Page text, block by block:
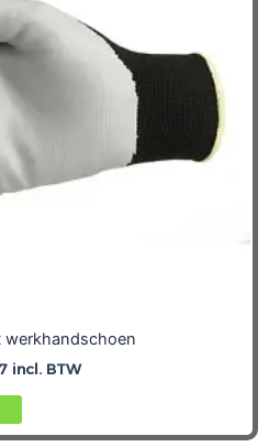
worden
op
productpagina
werkhandschoen
incl. BTW
Dit
product